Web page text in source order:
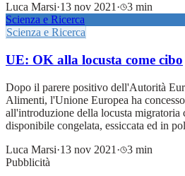
Luca Marsi·13 nov 2021 ·
3 min
Scienza e Ricerca
Scienza e Ricerca
UE: OK alla locusta come cibo
Dopo il parere positivo dell'Autorità
Alimenti, l'Unione Europea ha
all'introduzione della locusta migratoria
disponibile congelata, essiccata ed in pol
Luca Marsi·13 nov 2021 ·
3 min
Pubblicità